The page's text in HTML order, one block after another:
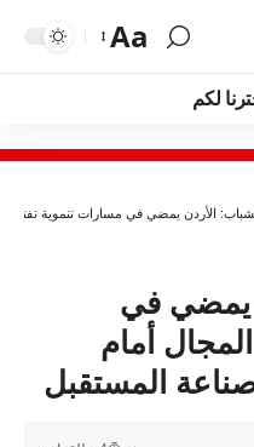
Aa
لكم
الأردن يمضي في مسارات تنموية تفتح
يمضي في
أمام
المستقبل